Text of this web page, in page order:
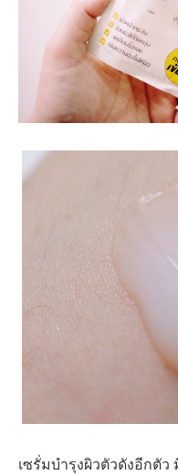
เซรั่มบำรุงผิวตัวดังอีกตั